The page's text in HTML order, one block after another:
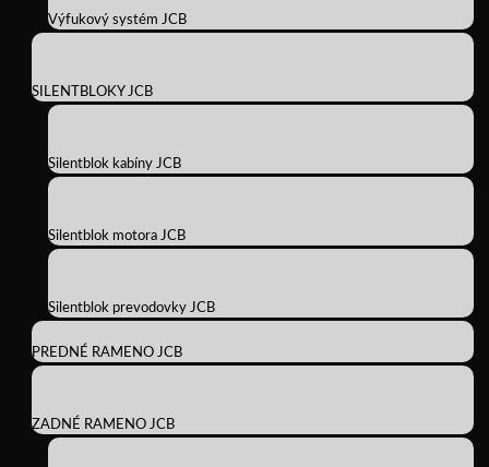
Výfukový systém JCB
SILENTBLOKY JCB
Silentblok kabíny JCB
Silentblok motora JCB
Silentblok prevodovky JCB
PREDNÉ RAMENO JCB
ZADNÉ RAMENO JCB